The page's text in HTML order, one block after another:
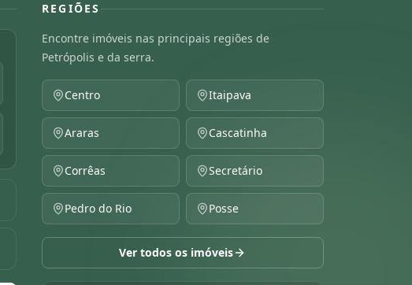
REGIÕES
Encontre imóveis nas principais regiões de
Petrópolis e da serra.
Centro Itaipava
Araras Cascatinha
Corrêas Secretário
Pedro do Rio Posse
Ver todos os imóveis